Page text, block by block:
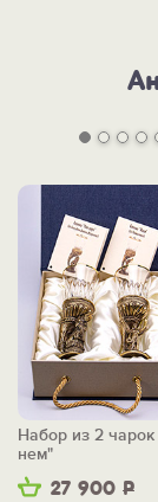
27 900 Р
Набор из 2
нем"